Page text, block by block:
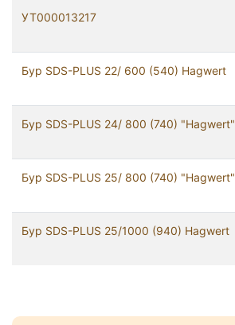
УТ000013217
Бур SDS-PLUS 22/ 600 (540) Hagwert
Бур SDS-PLUS 24/ 800 (740) "Hagwert"
Бур SDS-PLUS 25/ 800 (740) "Hagwert"
Бур SDS-PLUS 25/1000 (940) Hagwert